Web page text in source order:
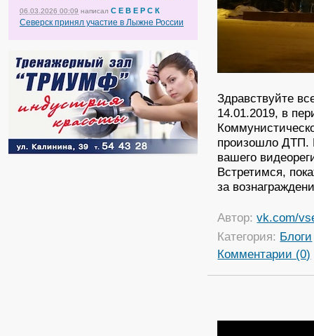
06.03.2026 00:09 написал С Е В Е Р С К
Северск принял участие в Лыжне России
Здравствуйте
14.01.2019, в
произошло ДТП.
вашего
Встретимся,
за
Автор:vk.com/
Категория: Блоги
Комментарии (0)